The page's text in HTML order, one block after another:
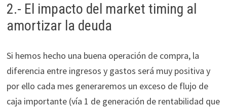
2.- El impacto del market timing al
amortizar la deuda
Si hemos hecho una buena operación de compra, la
diferencia entre ingresos y gastos será muy positiva y
por ello cada mes generaremos un exceso de flujo de
caja importante (vía 1 de generación de rentabilidad que